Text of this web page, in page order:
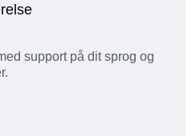
support på dit sprog og